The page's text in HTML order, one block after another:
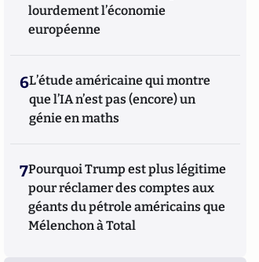
lourdement l’économie
européenne
6L’étude américaine qui montre
que l’IA n’est pas (encore) un
génie en maths
7Pourquoi Trump est plus légitime
pour réclamer des comptes aux
géants du pétrole américains que
Mélenchon à Total